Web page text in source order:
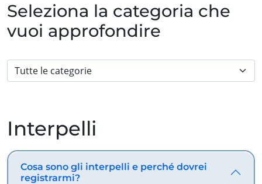
Seleziona la categoria che
vuoi approfondire
Interpelli
Cosa sono gli interpelli e perché dovrei
registrarmi?